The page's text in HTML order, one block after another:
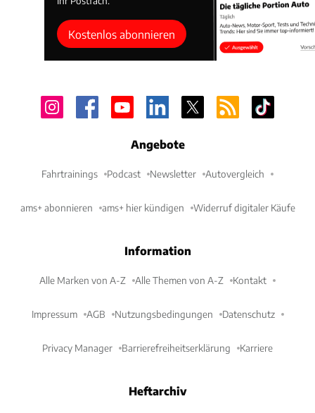
Kostenlos abonnieren
Angebote
Fahrtrainings Podcast Newsletter Autovergleich
ams+ abonnieren ams+ hier kündigen Widerruf digitaler Käufe
Information
Alle Marken von A-Z Alle Themen von A-Z Kontakt
Impressum AGB Nutzungsbedingungen Datenschutz
Privacy Manager Barrierefreiheitserklärung Karriere
Heftarchiv